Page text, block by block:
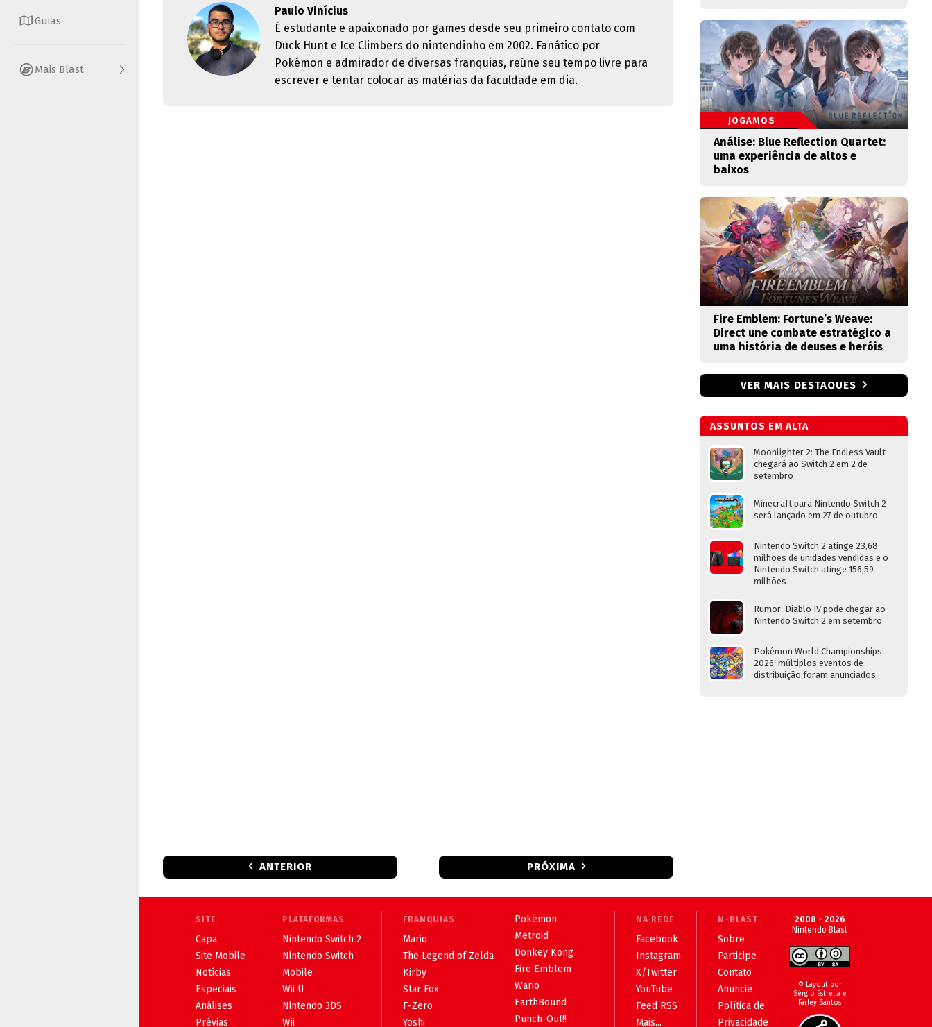
Guias
Mais Blast
Paulo Vinícius
É estudante e apaixonado por games desde seu primeiro contato com
Duck Hunt e Ice Climbers do nintendinho em 2002. Fanático por
Pokémon e admirador de diversas franquias, reúne seu tempo livre para
escrever e tentar colocar as matérias da faculdade em dia.
ANTERIOR PRÓXIMA
JOGAMOS
Análise: Blue Reflection Quartet:
uma experiência de altos e
baixos
Fire Emblem: Fortune’s Weave:
Direct une combate estratégico a
uma história de deuses e heróis
VER MAIS DESTAQUES
ASSUNTOS EM ALTA
Moonlighter 2: The Endless Vault
chegará ao Switch 2 em 2 de
setembro
Minecraft para Nintendo Switch 2
será lançado em 27 de outubro
Nintendo Switch 2 atinge 23,68
milhões de unidades vendidas e o
Nintendo Switch atinge 156,59
milhões
Rumor: Diablo IV pode chegar ao
Nintendo Switch 2 em setembro
Pokémon World Championships
2026: múltiplos eventos de
distribuição foram anunciados
SITE
Capa
Site Mobile
Notícias
Especiais
Análises
Prévias
PLATAFORMAS
Nintendo Switch 2
Nintendo Switch
Mobile
Wii U
Nintendo 3DS
Wii
FRANQUIAS
Mario
The Legend of Zelda
Kirby
Star Fox
F-Zero
Yoshi
Pokémon
Metroid
Donkey Kong
Fire Emblem
Wario
EarthBound
Punch-Out!!
NA REDE
Facebook
Instagram
X/Twitter
YouTube
Feed RSS
Mais...
N-BLAST
Sobre
Participe
Contato
Anuncie
Política de
Privacidade
2008 - 2026
Nintendo Blast
© Layout por
Sérgio Estrella e
Farley Santos